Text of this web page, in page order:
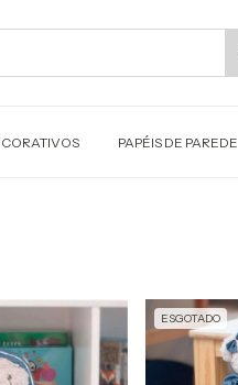
PAPÉIS DE PAREDE
ESGOTADO